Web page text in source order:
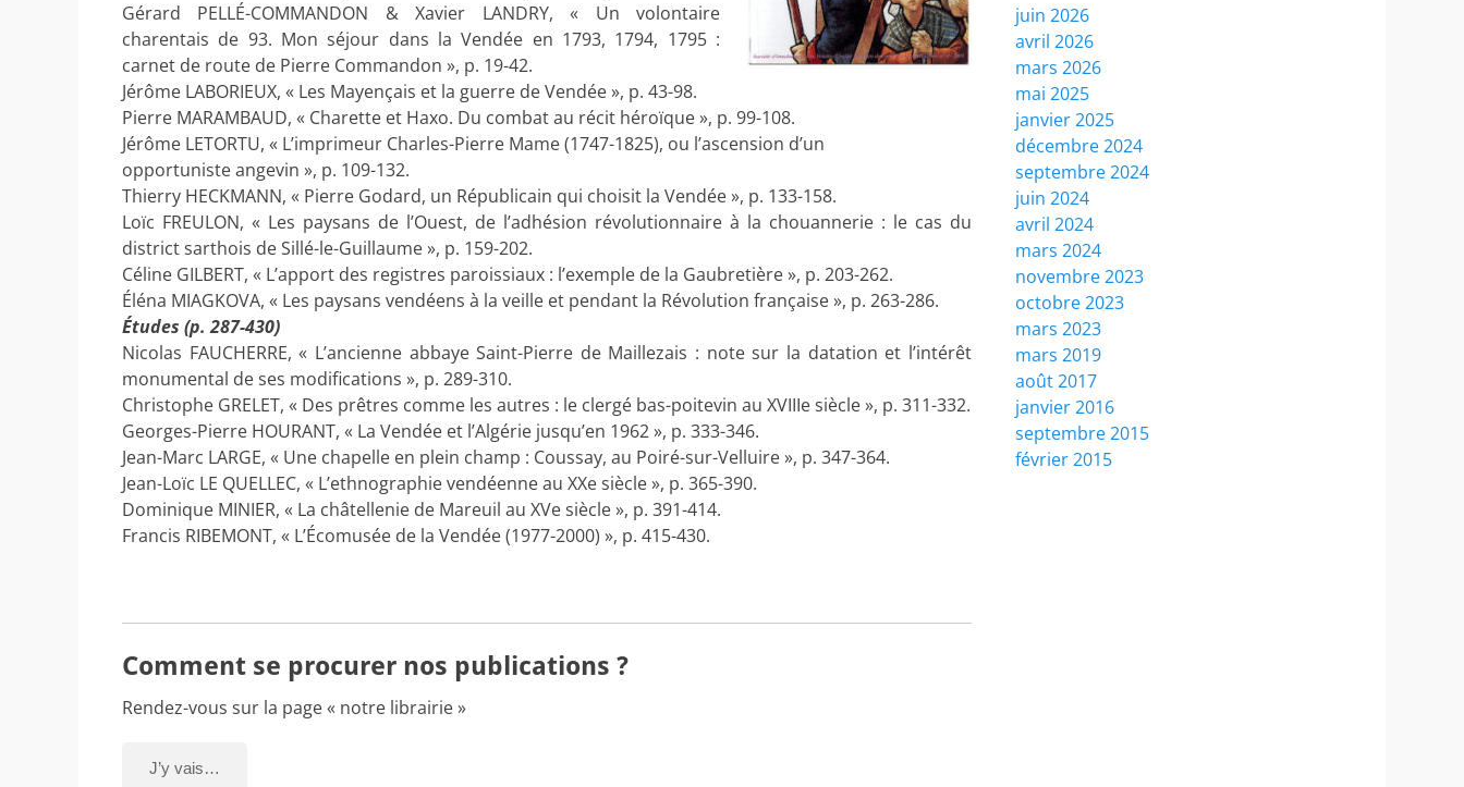
Gérard PELLÉ-COMMANDON & Xavier LANDRY, « Un volontaire
charentais de 93. Mon séjour dans la Vendée en 1793, 1794, 1795 :
carnet de route de Pierre Commandon », p. 19-42.
Jérôme LABORIEUX, « Les Mayençais et la guerre de Vendée », p. 43-98.
Pierre MARAMBAUD, « Charette et Haxo. Du combat au récit héroïque », p. 99-108.
Jérôme LETORTU, « L’imprimeur Charles-Pierre Mame (1747-1825), ou l’ascension d’un
opportuniste angevin », p. 109-132.
Thierry HECKMANN, « Pierre Godard, un Républicain qui choisit la Vendée », p. 133-158.
Loïc FREULON, « Les paysans de l’Ouest, de l’adhésion révolutionnaire à la chouannerie : le cas du
district sarthois de Sillé-le-Guillaume », p. 159-202.
Céline GILBERT, « L’apport des registres paroissiaux : l’exemple de la Gaubretière », p. 203-262.
Éléna MIAGKOVA, « Les paysans vendéens à la veille et pendant la Révolution française », p. 263-286.
Études (p. 287-430)
Nicolas FAUCHERRE, « L’ancienne abbaye Saint-Pierre de Maillezais : note sur la datation et l’intérêt
monumental de ses modifications », p. 289-310.
Christophe GRELET, « Des prêtres comme les autres : le clergé bas-poitevin au XVIIIe siècle », p. 311-332.
Georges-Pierre HOURANT, « La Vendée et l’Algérie jusqu’en 1962 », p. 333-346.
Jean-Marc LARGE, « Une chapelle en plein champ : Coussay, au Poiré-sur-Velluire », p. 347-364.
Jean-Loïc LE QUELLEC, « L’ethnographie vendéenne au XXe siècle », p. 365-390.
Dominique MINIER, « La châtellenie de Mareuil au XVe siècle », p. 391-414.
Francis RIBEMONT, « L’Écomusée de la Vendée (1977-2000) », p. 415-430.
Comment se procurer nos publications ?
Rendez-vous sur la page « notre librairie »
J’y vais…
juin 2026
avril 2026
mars 2026
mai 2025
janvier 2025
décembre 2024
septembre 2024
juin 2024
avril 2024
mars 2024
novembre 2023
octobre 2023
mars 2023
mars 2019
août 2017
janvier 2016
septembre 2015
février 2015